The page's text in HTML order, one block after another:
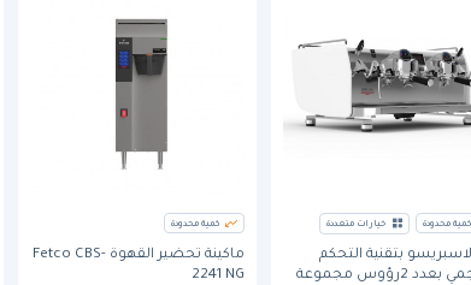
كمية محدودة خيارات متعددة
بتقنية التحكم
الحجمي بعدد 2رؤوس مجموعة
كمية محدودة
ماكينة تحضير القهوة Fetco CBS-
2241 NG